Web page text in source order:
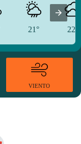
21° 22°
VIENTO